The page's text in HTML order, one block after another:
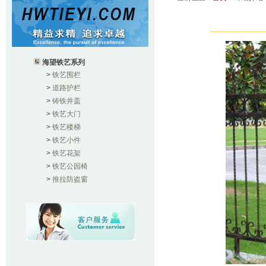
海望铁艺系列
> 铁艺围栏
> 道路护栏
> 铸铁井盖
> 铁艺大门
> 铁艺楼梯
> 铁艺小件
> 铁艺花架
> 铁艺公园椅
> 推拉防盗窗